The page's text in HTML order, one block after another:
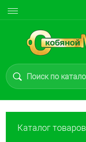
Каталог товаров